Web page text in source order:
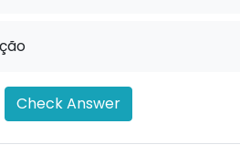
Check Answer